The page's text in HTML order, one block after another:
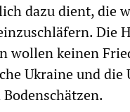
dazu dient, die
Die
wollen keinen
Ukraine und die